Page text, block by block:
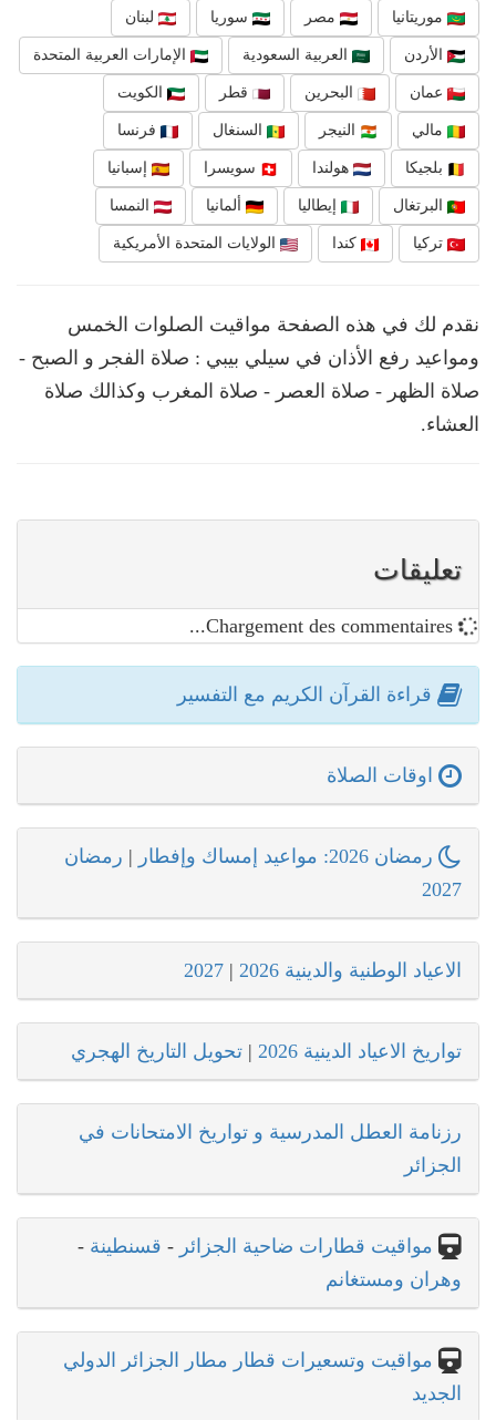
موريتانيا مصر سوريا لبنان
الأردن العربية السعودية الإمارات العربية المتحدة
عمان البحرين قطر الكويت
مالي النيجر السنغال فرنسا
بلجيكا هولندا سويسرا إسبانيا
البرتغال إيطاليا ألمانيا النمسا
تركيا كندا الولايات المتحدة الأمريكية
نقدم لك في هذه الصفحة مواقيت الصلوات الخمس
ومواعيد رفع الأذان في سيلي بيبي : صلاة الفجر و الصبح -
صلاة الظهر - صلاة العصر - صلاة المغرب وكذالك صلاة
العشاء.
تعليقات
Chargement des commentaires...
قراءة القرآن الكريم مع التفسير
اوقات الصلاة
رمضان 2026: مواعيد إمساك وإفطار | رمضان
2027
الاعياد الوطنية والدينية 2026 |
2027
تواريخ الاعياد الدينية 2026 | تحويل التاريخ الهجري
رزنامة العطل المدرسية و تواريخ الامتحانات في
الجزائر
مواقيت قطارات ضاحية الجزائر - قسنطينة -
وهران ومستغانم
مواقيت وتسعيرات قطار مطار الجزائر الدولي
الجديد